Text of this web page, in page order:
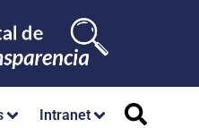
Intranet